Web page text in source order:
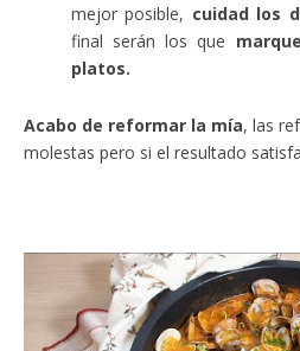
mejor posible, cuidad los
final serán los que
platos.
Acabo de reformar la mía, las
molestas pero si el resultado